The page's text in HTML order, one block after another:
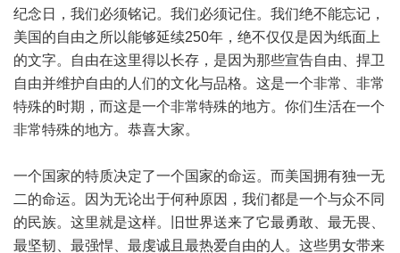
纪念日，我们必须铭记。我们必须记住。我们绝不能忘记，
美国的自由之所以能够延续250年，绝不仅仅是因为纸面上
的文字。自由在这里得以长存，是因为那些宣告自由、捍卫
自由并维护自由的人们的文化与品格。这是一个非常、非常
特殊的时期，而这是一个非常特殊的地方。你们生活在一个
非常特殊的地方。恭喜大家。
一个国家的特质决定了一个国家的命运。而美国拥有独一无
二的命运。因为无论出于何种原因，我们都是一个与众不同
的民族。这里就是这样。旧世界送来了它最勇敢、最无畏、
最坚韧、最强悍、最虔诚且最热爱自由的人。这些男女带来